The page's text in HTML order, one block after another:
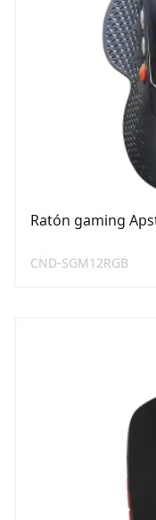
Ratón gaming
CND-SGM12RGB